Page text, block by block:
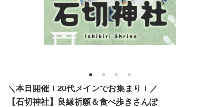
1 2 3 4
＼本日開催！20代メインでお集まり！／
【石切神社】良縁祈願＆食べ歩きさんぽ